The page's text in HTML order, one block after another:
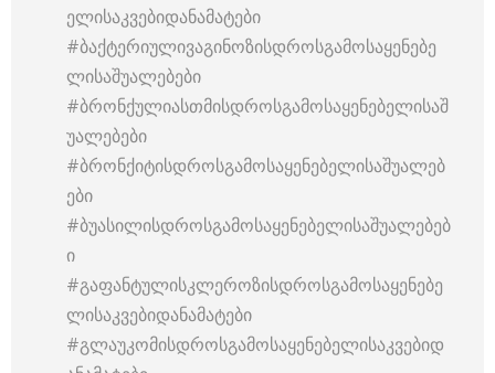
ელისაკვებიდანამატები
#ბაქტერიულივაგინოზისდროსგამოსაყენებე
ლისაშუალებები
#ბრონქულიასთმისდროსგამოსაყენებელისაშ
უალებები
#ბრონქიტისდროსგამოსაყენებელისაშუალებ
ები
#ბუასილისდროსგამოსაყენებელისაშუალებებ
ი
#გაფანტულისკლეროზისდროსგამოსაყენებე
ლისაკვებიდანამატები
#გლაუკომისდროსგამოსაყენებელისაკვებიდ